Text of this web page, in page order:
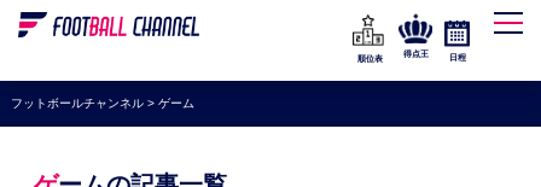
WEリーグ
海外サッカー
プレミアリーグ
ラ・リーガ
順位表
得点王 日程
フットボールチャンネル> ゲーム